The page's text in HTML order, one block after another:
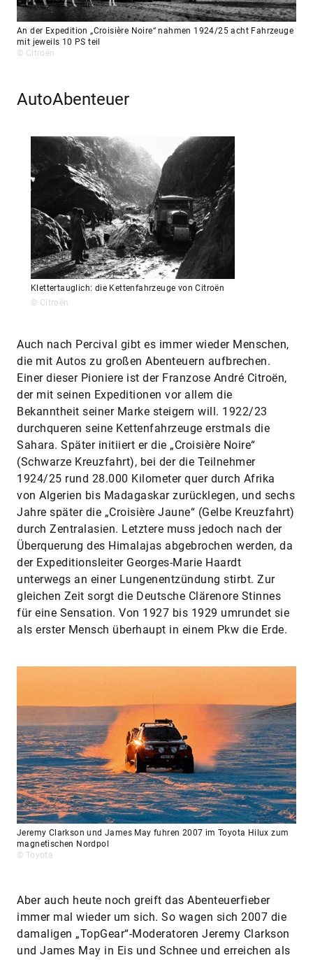
An der Expedition „Croisière Noire“ nahmen 1924/25 acht Fahrzeuge
mit jeweils 10 PS teil
© Citroën
AutoAbenteuer
Klettertauglich: die Kettenfahrzeuge von Citroën
© Citroën
Auch nach Percival gibt es immer wieder Menschen,
die mit Autos zu großen Abenteuern aufbrechen.
Einer dieser Pioniere ist der Franzose André Citroën,
der mit seinen Expeditionen vor allem die
Bekanntheit seiner Marke steigern will. 1922/23
durchqueren seine Kettenfahrzeuge erstmals die
Sahara. Später initiiert er die „Croisière Noire“
(Schwarze Kreuzfahrt), bei der die Teilnehmer
1924/25 rund 28.000 Kilometer quer durch Afrika
von Algerien bis Madagaskar zurücklegen, und sechs
Jahre später die „Croisière Jaune“ (Gelbe Kreuzfahrt)
durch Zentralasien. Letztere muss jedoch nach der
Überquerung des Himalajas abgebrochen werden, da
der Expeditionsleiter Georges-Marie Haardt
unterwegs an einer Lungenentzündung stirbt. Zur
gleichen Zeit sorgt die Deutsche Clärenore Stinnes
für eine Sensation. Von 1927 bis 1929 umrundet sie
als erster Mensch überhaupt in einem Pkw die Erde.
Jeremy Clarkson und James May fuhren 2007 im Toyota Hilux zum
magnetischen Nordpol
© Toyota
Aber auch heute noch greift das Abenteuerfieber
immer mal wieder um sich. So wagen sich 2007 die
damaligen „TopGear“-Moderatoren Jeremy Clarkson
und James May in Eis und Schnee und erreichen als